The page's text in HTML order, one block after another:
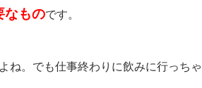
なものです。
ね。でも仕事終わりに飲みに行っちゃ